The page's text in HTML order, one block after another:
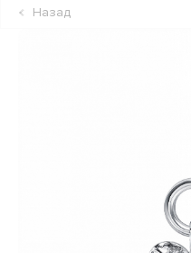
Назад